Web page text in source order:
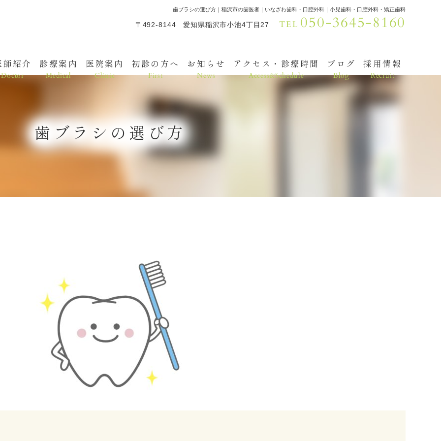
歯ブラシの選び方｜稲沢市の歯医者｜いなざわ歯科・口腔外科｜小児歯科・口腔外科・矯正歯科
〒492-8144 愛知県稲沢市小池4丁目27 TEL 050-3645-8160
師紹介
Doctor
診療案内
Medical
医院案内
Clinic
初診の方へ
First
お知らせ
News
アクセス・診療時間
Access&Schedule
ブログ
Blog
採用情報
Recruit
歯ブラシの選び方